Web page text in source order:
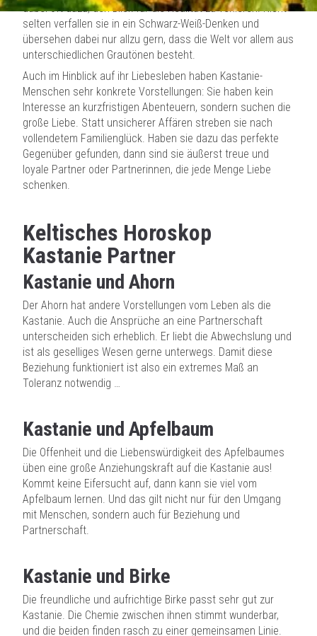
dabei oft dazu, den Blick für die Realität zu verlieren. Nicht
selten verfallen sie in ein Schwarz-Weiß-Denken und
übersehen dabei nur allzu gern, dass die Welt vor allem aus
unterschiedlichen Grautönen besteht.
Auch im Hinblick auf ihr Liebesleben haben Kastanie-
Menschen sehr konkrete Vorstellungen: Sie haben kein
Interesse an kurzfristigen Abenteuern, sondern suchen die
große Liebe. Statt unsicherer Affären streben sie nach
vollendetem Familienglück. Haben sie dazu das perfekte
Gegenüber gefunden, dann sind sie äußerst treue und
loyale Partner oder Partnerinnen, die jede Menge Liebe
schenken.
Keltisches Horoskop
Kastanie Partner
Kastanie und Ahorn
Der Ahorn hat andere Vorstellungen vom Leben als die
Kastanie. Auch die Ansprüche an eine Partnerschaft
unterscheiden sich erheblich. Er liebt die Abwechslung und
ist als geselliges Wesen gerne unterwegs. Damit diese
Beziehung funktioniert ist also ein extremes Maß an
Toleranz notwendig …
Kastanie und Apfelbaum
Die Offenheit und die Liebenswürdigkeit des Apfelbaumes
üben eine große Anziehungskraft auf die Kastanie aus!
Kommt keine Eifersucht auf, dann kann sie viel vom
Apfelbaum lernen. Und das gilt nicht nur für den Umgang
mit Menschen, sondern auch für Beziehung und
Partnerschaft.
Kastanie und Birke
Die freundliche und aufrichtige Birke passt sehr gut zur
Kastanie. Die Chemie zwischen ihnen stimmt wunderbar,
und die beiden finden rasch zu einer gemeinsamen Linie.